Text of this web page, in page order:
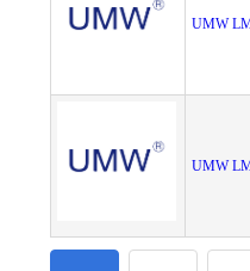
UMW
UMW